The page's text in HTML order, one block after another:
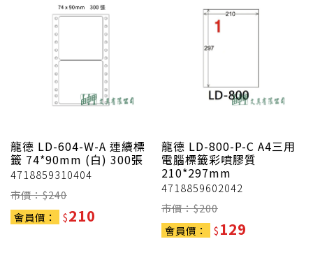
龍德 LD-604-W-A 連續標
籤 74*90mm (白) 300張
4718859310404
市價：$240
會員價：
$210
龍德 LD-800-P-C A4三用
電腦標籤彩噴膠質
210*297mm
4718859602042
市價：$200
會員價：
$129